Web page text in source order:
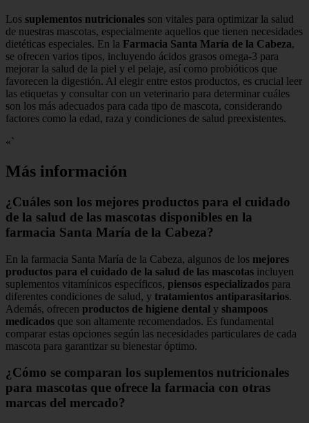
Los suplementos nutricionales son vitales para optimizar la salud
de nuestras mascotas, especialmente aquellos que tienen necesidades
dietéticas especiales. En la Farmacia Santa María de la Cabeza,
se ofrecen varios tipos, incluyendo ácidos grasos omega-3 para
mejorar la salud de la piel y el pelaje, así como probióticos que
favorecen la digestión. Al elegir entre estos productos, es crucial leer
las etiquetas y consultar con un veterinario para determinar cuáles
son los más adecuados para cada tipo de mascota, considerando
factores como la edad, raza y condiciones de salud preexistentes.
«`
Más información
¿Cuáles son los mejores productos para el cuidado
de la salud de las mascotas disponibles en la
farmacia Santa María de la Cabeza?
En la farmacia Santa María de la Cabeza, algunos de los mejores
productos para el cuidado de la salud de las mascotas incluyen
suplementos vitamínicos específicos, piensos especializados para
diferentes condiciones de salud, y tratamientos antiparasitarios.
Además, ofrecen productos de higiene dental y shampoos
medicados que son altamente recomendados. Es fundamental
comparar estas opciones según las necesidades particulares de cada
mascota para garantizar su bienestar óptimo.
¿Cómo se comparan los suplementos nutricionales
para mascotas que ofrece la farmacia con otras
marcas del mercado?